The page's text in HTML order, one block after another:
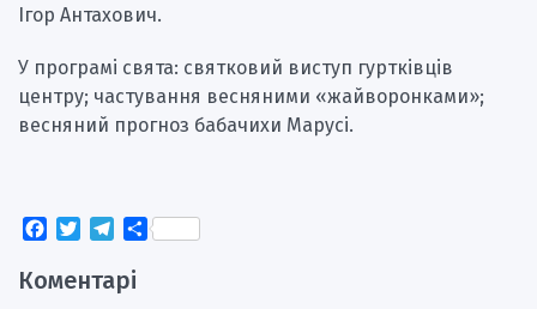
Ігор Антахович.
У програмі свята: святковий виступ гуртківців
центру; частування весняними «жайворонками»;
весняний прогноз бабачихи Марусі.
Facebook
TwitterTelegram
Поділитися
Коментарі